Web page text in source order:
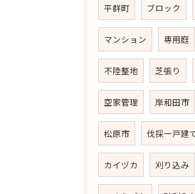
平群町 ブロック
マンション 専用庭
不陸整地 芝張り
空家管理 岸和田市
松原市 伐採一戸建
カイヅカ 刈り込み